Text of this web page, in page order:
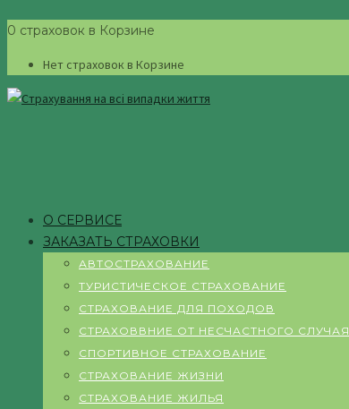
0 страховок в Корзине
Нет страховок в Корзине
О СЕРВИСЕ
ЗАКАЗАТЬ СТРАХОВКИ
АВТОСТРАХОВАНИЕ
ТУРИСТИЧЕСКОЕ СТРАХОВАНИЕ
СТРАХОВАНИЕ ДЛЯ ПОХОДОВ
СТРАХОВВНИЕ ОТ НЕСЧАСТНОГО СЛУЧАЯ
СПОРТИВНОЕ СТРАХОВАНИЕ
СТРАХОВАНИЕ ЖИЗНИ
СТРАХОВАНИЕ ЖИЛЬЯ